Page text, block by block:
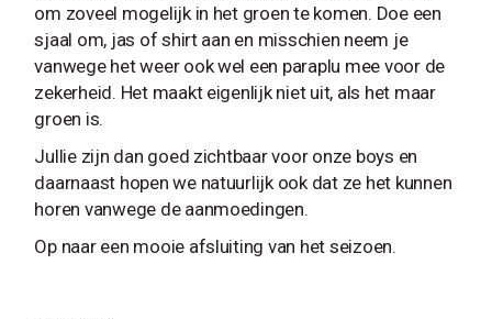
om zoveel mogelijk in het groen te komen. Doe een
sjaal om, jas of shirt aan en misschien neem je
vanwege het weer ook wel een paraplu mee voor de
zekerheid. Het maakt eigenlijk niet uit, als het maar
groen is.
Jullie zijn dan goed zichtbaar voor onze boys en
daarnaast hopen we natuurlijk ook dat ze het kunnen
horen vanwege de aanmoedingen.
Op naar een mooie afsluiting van het seizoen.